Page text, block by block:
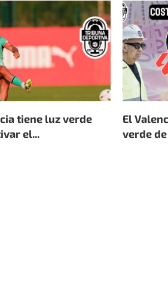
tiene luz verde
el...
El
verde